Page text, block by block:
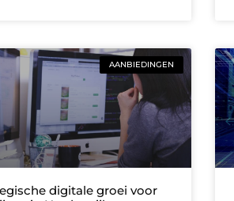
AANBIEDINGEN
digitale groei voor